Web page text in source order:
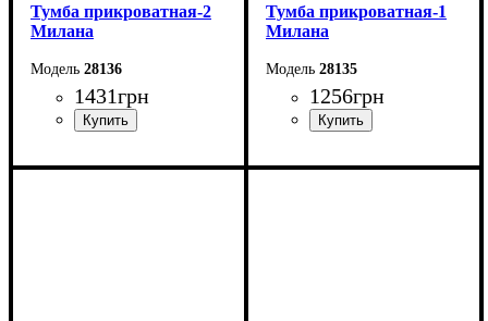
Тумба прикроватная-2
Милана
28136
1431грн
Ширина: 35 см
Тумба прикроватная-1
Милана
28135
1256грн
Ширина: 35 см